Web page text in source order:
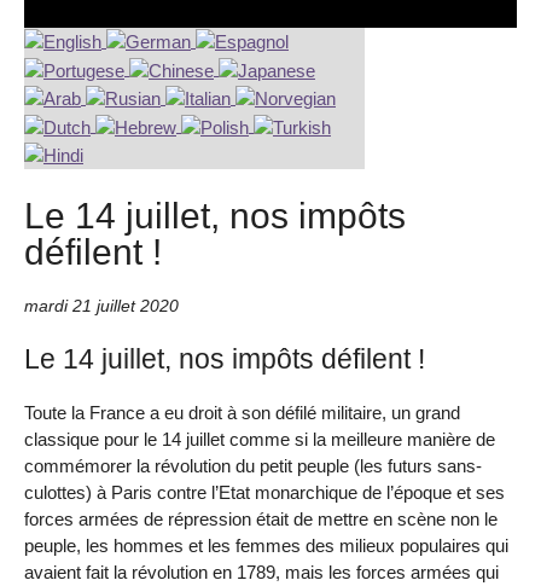
Le 14 juillet, nos impôts
défilent !
mardi 21 juillet 2020
Le 14 juillet, nos impôts défilent !
Toute la France a eu droit à son défilé militaire, un grand
classique pour le 14 juillet comme si la meilleure manière de
commémorer la révolution du petit peuple (les futurs sans-
culottes) à Paris contre l’Etat monarchique de l’époque et ses
forces armées de répression était de mettre en scène non le
peuple, les hommes et les femmes des milieux populaires qui
avaient fait la révolution en 1789, mais les forces armées qui